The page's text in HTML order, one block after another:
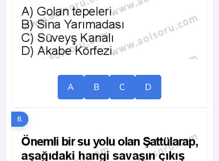
A B C D
8.